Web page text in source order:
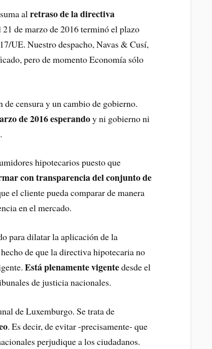
alretraso de la directiva
21 de marzo de 2016 terminó el plazo
UE. Nuestro despacho, Navas & Cusí,
pero de momento Economía sólo
censura y un cambio de gobierno.
de 2016 esperandoy ni gobierno ni
hipotecarios puesto que
con transparencia del conjunto de
el cliente pueda comparar de manera
en el mercado.
para dilatar la aplicación de la
de que la directiva hipotecaria no
Está plenamente vigentedesde el
de justicia nacionales.
de Luxemburgo. Se trata de
. Es decir, de evitar -precisamente- que
perjudique a los ciudadanos.